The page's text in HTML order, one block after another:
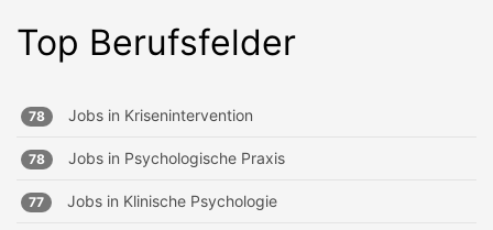
Top Berufsfelder
78 Jobs in Krisenintervention
78 Jobs in Psychologische Praxis
77 Jobs in Klinische Psychologie